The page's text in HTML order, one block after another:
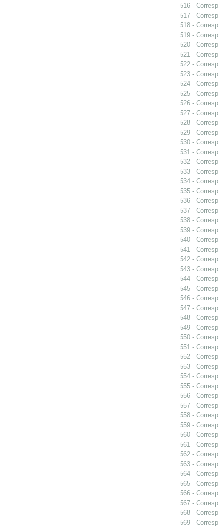
516 -
517 -
518 -
519 -
520 -
521 -
522 -
523 -
524 -
525 -
526 -
527 -
528 -
529 -
530 -
531 -
532 -
533 -
534 -
535 -
536 -
537 -
538 -
539 -
540 -
541 -
542 -
543 -
544 -
545 -
546 -
547 -
548 -
549 -
550 -
551 -
552 -
553 -
554 -
555 -
556 -
557 -
558 -
559 -
560 -
561 -
562 -
563 -
564 -
565 -
566 -
567 -
568 -
569 -